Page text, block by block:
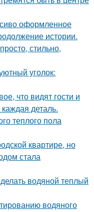
оформленное
истории.
стильно,
уголок:
что видят гости и
деталь.
теплого пола
квартире, но
стала
водяной теплый
водяного